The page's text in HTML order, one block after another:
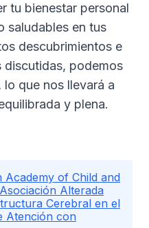
tu bienestar personal
saludables en tus
descubrimientos e
discutidas, podemos
que nos llevará a
y plena.
Academy of Child and
Alterada
Cerebral en el
Atención con